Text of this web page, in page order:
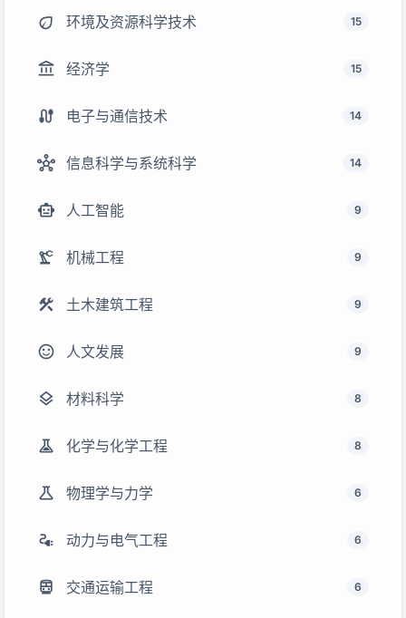
eco 环境及资源科学技术 15
account_balance 经济学 15
cable 电子与通信技术 14
hub 信息科学与系统科学 14
smart_toy 人工智能 9
precision_manufacturing 机械工程 9
construction 土木建筑工程 9
sentiment_satisfied 人文发展 9
layers 材料科学 8
experiment 化学与化学工程 8
science 物理学与力学 6
electrical_services 动力与电气工程 6
directions_transit 交通运输工程 6